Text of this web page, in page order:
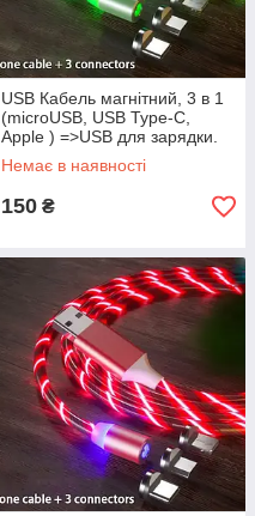
USB Кабель магнітний, 3 в 1
(microUSB, USB Type-C,
Apple ) =>USB для зарядки.
Magnetic. Світиться Зелений
Немає в наявності
150 ₴